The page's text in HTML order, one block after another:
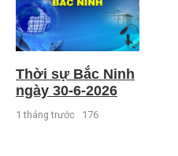
Thời sự Bắc Ninh
ngày 30-6-2026
1 tháng trước 176